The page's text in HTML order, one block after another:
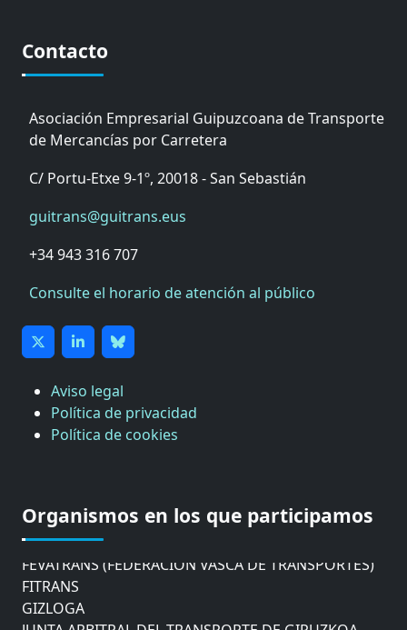
Contacto
Asociación Empresarial Guipuzcoana de Transporte
de Mercancías por Carretera
C/ Portu-Etxe 9-1º, 20018 - San Sebastián
guitrans@guitrans.eus
+34 943 316 707
Consulte el horario de atención al público
Aviso legal
Política de privacidad
Política de cookies
Organismos en los que participamos
CÁMARA DE COMERCIO DE GIPUZKOA
COMISIÓN ASESORA DE MOVILIDAD DEL
COMITÉ DE INSPECCION DE GIPUZKOA
CONSEJO ASESOR DEL GOBIERNO VASCO
CONSEJO DE ADMINISTRACIÓN DE ZAISA
EUSKO IKASKUNTZA
EXPOLOGÍSTICA
FITRANS
GIZLOGA
JUNTA ARBITRAL DEL TRANSPORTE DE GIPUZKOA